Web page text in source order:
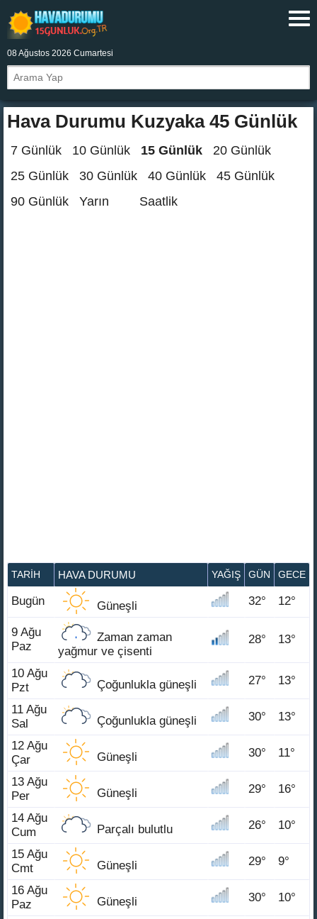
08 Ağustos 2026 Cumartesi
Hava Durumu Kuzyaka 45 Günlük
7 Günlük 10 Günlük 15 Günlük
20 Günlük
25 Günlük
30 Günlük 40 Günlük
45 Günlük
90 Günlük
Yarın Saatlik
TARIH HAVA DURUMU YAĞIŞ GÜN GECE
Bugün Güneşli 32° 12°
9 Ağu
Paz
Zaman zaman
yağmur ve çisenti
28° 13°
10 Ağu
Pzt
Çoğunlukla güneşli 27° 13°
11 Ağu
Sal
Çoğunlukla güneşli 30° 13°
12 Ağu
Çar
Güneşli 30° 11°
13 Ağu
Per
Güneşli 29° 16°
14 Ağu
Cum
Parçalı bulutlu 26° 10°
15 Ağu
Cmt
Güneşli 29° 9°
16 Ağu
Paz
Güneşli 30° 10°